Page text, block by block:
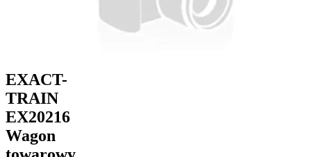
EXACT-
TRAIN
EX20216
Wagon